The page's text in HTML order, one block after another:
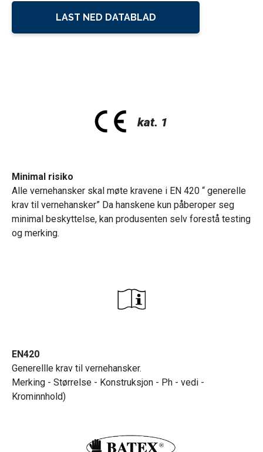
LAST NED DATABLAD
Minimal risiko
Alle vernehansker skal møte kravene i EN 420 “ generelle
krav til vernehansker” Da hanskene kun påberoper seg
minimal beskyttelse, kan produsenten selv forestå testing
og merking.
EN420
Generellle krav til vernehansker.
Merking - Størrelse - Konstruksjon - Ph - vedi -
Krominnhold)